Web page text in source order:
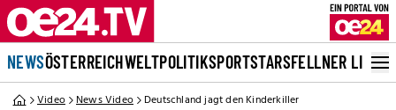
NEWSÖSTERREICHWELTPOLITIKSPORTSTARSFELLNER LIVE
Video News Video Deutschland jagt den Kinderkiller